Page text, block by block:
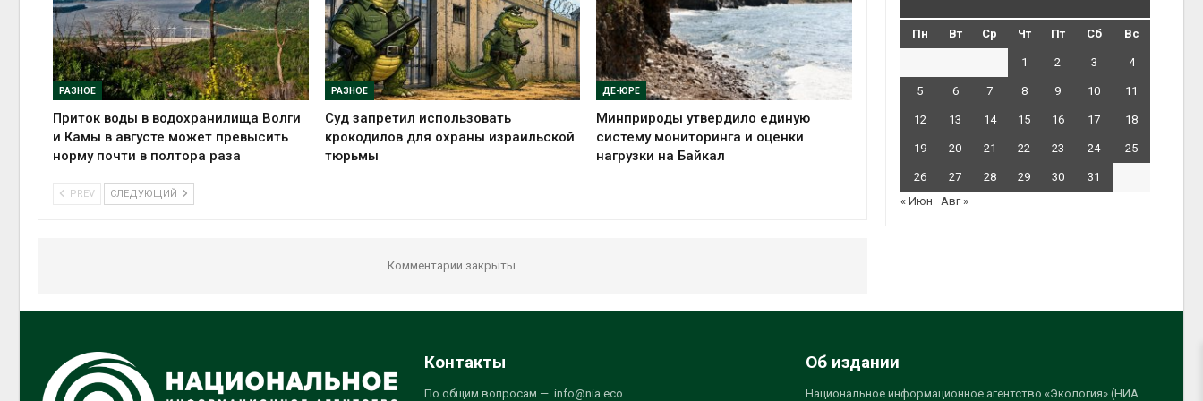
РАЗНОЕ
Приток воды в водохранилища Волги
и Камы в августе может превысить
норму почти в полтора раза
РАЗНОЕ
Суд запретил использовать
крокодилов для охраны израильской
тюрьмы
ДЕ-ЮРЕ
Минприроды утвердило единую
систему мониторинга и оценки
нагрузки на Байкал
PREV СЛЕДУЮЩИЙ
Комментарии закрыты.
Пн Вт Ср Чт Пт Сб Вс
1 2 3 4
5 6 7 8 9 10 11
12 13 14 15 16 17 18
19 20 21 22 23 24 25
26 27 28 29 30
31
« Июн
Авг »
Контакты
По общим вопросам — info@nia.eco
Об издании
Национальное информационное агентство «Экология» (НИА